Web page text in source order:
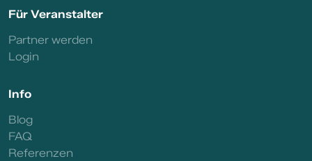
Für Veranstalter
Partner werden
Login
Info
Blog
FAQ
Referenzen